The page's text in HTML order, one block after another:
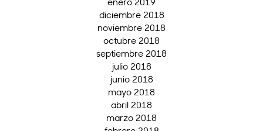
diciembre 2018
noviembre 2018
octubre 2018
septiembre 2018
julio 2018
junio 2018
mayo 2018
abril 2018
marzo 2018